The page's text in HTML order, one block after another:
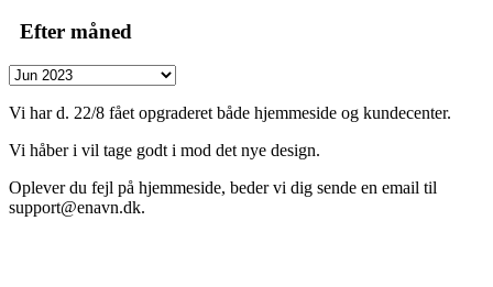
Efter måned
Vi har d. 22/8 fået opgraderet både hjemmeside og kundecenter.
Vi håber i vil tage godt i mod det nye design.
Oplever du fejl på hjemmeside, beder vi dig sende en email til
support@enavn.dk.